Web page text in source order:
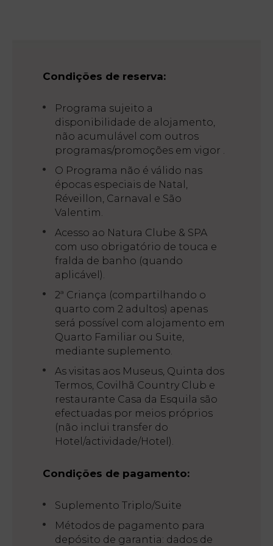
Serviços
Experiências
Ofertas
Natura
Destino
Galeria
Fotos
Vouchers
Contacto
Localização
Notícias
Visita
Condições de reserva:
Programa sujeito a
disponibilidade de alojamento,
não acumulável com outros
programas/promoções em vigor .
O Programa não é válido nas
épocas especiais de Natal,
Réveillon, Carnaval e São
Valentim.
Acesso ao Natura Clube & SPA
com uso obrigatório de touca e
fralda de banho (quando
aplicável).
2ª Criança (compartilhando o
quarto com 2 adultos) apenas
será possível com alojamento em
Quarto Familiar ou Suite,
mediante suplemento.
As visitas aos Museus, Quinta dos
Termos, Covilhã Country Club e
restaurante Casa da Esquila são
efectuadas por meios próprios
(não inclui transfer do
Hotel/actividade/Hotel).
Condições de pagamento:
Suplemento Triplo/Suite
Métodos de pagamento para
depósito de garantia: dados de